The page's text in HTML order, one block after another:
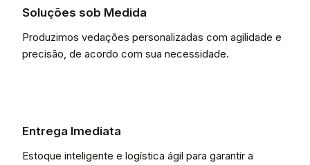
Soluções sob Medida
Produzimos vedações personalizadas com agilidade e
precisão, de acordo com sua necessidade.
Entrega Imediata
Estoque inteligente e logística ágil para garantir a